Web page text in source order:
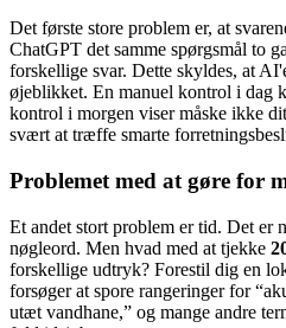
Det første store problem er, at
ChatGPT det samme spørgsmål to
forskellige svar. Dette skyldes, at
øjeblikket. En manuel kontrol i dag
kontrol i morgen viser måske ikke
svært at træffe smarte
Problemet med at gøre for
Et andet stort problem er tid. Det er
nøgleord. Men hvad med at tjekke
forskellige udtryk? Forestil dig en
forsøger at spore rangeringer for
utæt vandhane,” og mange andre